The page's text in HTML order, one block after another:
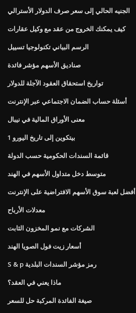
الجنيه الحالي إلى سعر صرف الدولار الأسترالي
كيف يمكنك الخروج من عقد مع وكيل عقارات
الرسم البياني تكنولوجيا تسييل
صناديق الأسهم مؤشر فائدة
تواريخ استحقاق العقود الآجلة للدولار
أسئلة حساب الضمان الاجتماعي عبر الإنترنت
معنى الأوراق المالية في نيبال
1 بيتكوين إلى تاريخ اليورو
قائمة السندات الحكومية حسب الدولة
متوسط ​​دخل متداول الأسهم في الهند
أفضل لعبة سوق الأسهم الافتراضية على الإنترنت
معدلات الأرباح
الشركات مع نمو المخزون الثابت
أسعار زيت فول الصويا الهند
S & p رمز مؤشر السندات البلدية
ماذا يعني في العقد؟
صيغة الفائدة المركبة حل للسعر